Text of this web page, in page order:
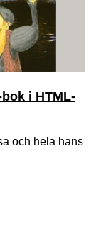
i HTML-
och hela hans